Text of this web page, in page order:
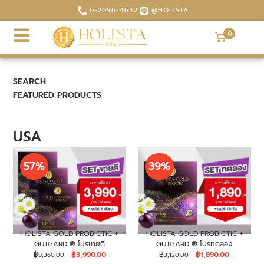
0-2096-4642 @HOLISTA
0
SEARCH
FEATURED PRODUCTS
USA
57%
HOLISTA GOLD PROBIOTIC +
GUTGARD ® โปรขายดี
฿9,360.00 ฿3,990.00
39%
HOLISTA GOLD PROBIOTIC +
GUTGARD ® โปรทดลอง
฿3,120.00 ฿1,890.00